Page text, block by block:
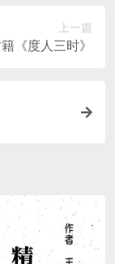
上一篇
《度人三时》